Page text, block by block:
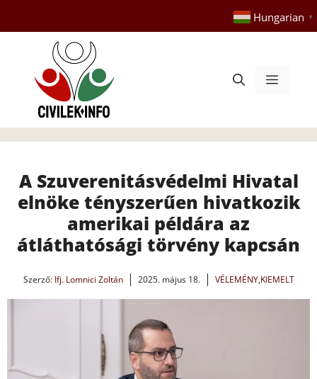
tartalomba
Hungarian ▼
Menü
A Szuverenitásvédelmi Hivatal
elnöke tényszerűen hivatkozik
amerikai példára az
átláthatósági törvény kapcsán
Szerző: Ifj. Lomnici Zoltán 2025. május 18. VÉLEMÉNY,KIEMELT